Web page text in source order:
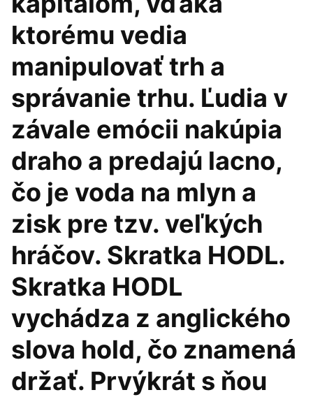
ktorému vedia
manipulovať trh a
správanie trhu. Ľudia v
závale emócii nakúpia
draho a predajú lacno,
čo je voda na mlyn a
zisk pre tzv. veľkých
hráčov. Skratka HODL.
Skratka HODL
vychádza z anglického
slova hold, čo znamená
držať. Prvýkrát s ňou